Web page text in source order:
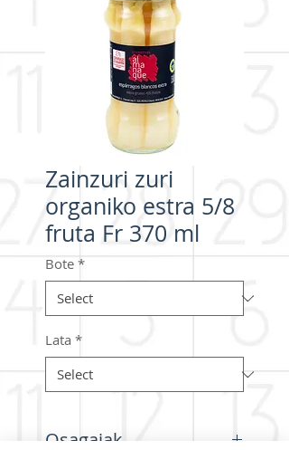
Zainzuri zuri
organiko estra 5/8
fruta Fr 370 ml
Bote *
Lata *
Osagaiak